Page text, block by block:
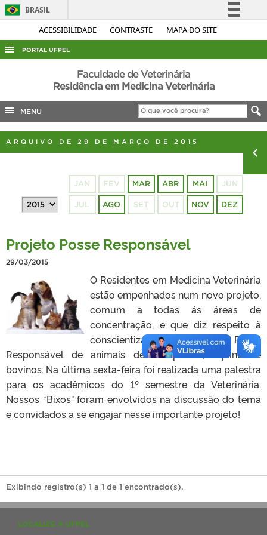
ACESSIBILIDADE CONTRASTE MAPA DO SITE
BRASIL
Simplifique!
Acesso à informação
Legislação
Canais
PORTAL UFPEL
ACESSO À INFORMAÇÃO
AUDITORIA
COBALTO
CONCURSOS
PORTARIAS
Faculdade de Veterinária
Residência em Medicina Veterinária
MENU
ARQUIVO DE 29 DE MARÇO DE 2015
JAN FEV MAR ABR MAI JUN
JUL AGO SET OUT NOV DEZ
Projeto Posse Responsável
29/03/2015
O Residentes em Medicina Veterinária
estão empenhados num novo projeto,
comum a todas ás áreas de
concentração, e que diz respeito à
conscientização para Posse
Responsável de animais de companhia, equinos e
bovinos. Na última sexta-feira foi realizada uma palestra
para os acadêmicos do 1º semestre da Veterinária.
Nossos “Bixos” foram envolvidos na discussão do tema
e convidados a se engajar nesse importante projeto!
Exibindo registro(s) 1 a 1 de 1 encontrado(s).
LOCALIZE A UFPEL